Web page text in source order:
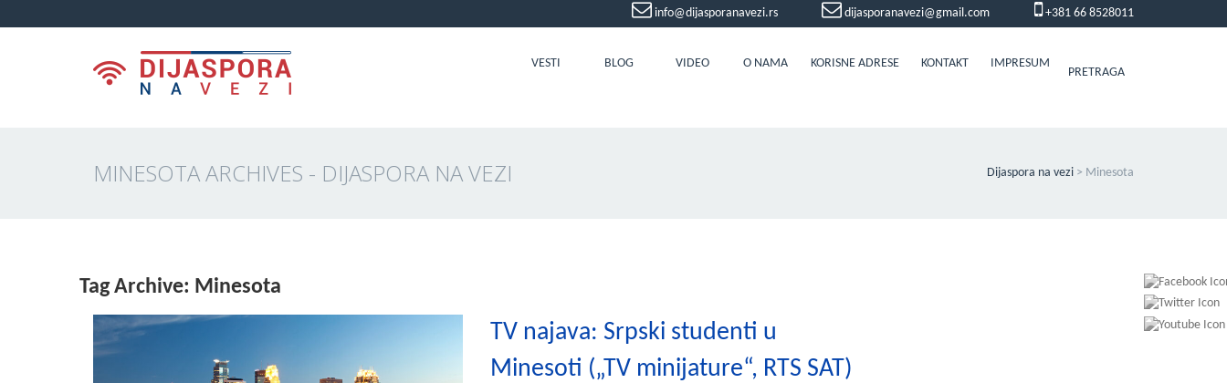
info@dijasporanavezi.rs dijasporanavezi@gmail.com +381 66 8528011
VESTI BLOG VIDEO O NAMA KORISNE ADRESE KONTAKT IMPRESUM
PRETRAGA
MINESOTA ARCHIVES - DIJASPORA NA VEZI Dijaspora na vezi > Minesota
Tag Archive: Minesota
TV najava: Srpski studenti u
Minesoti („TV minijature“, RTS SAT)